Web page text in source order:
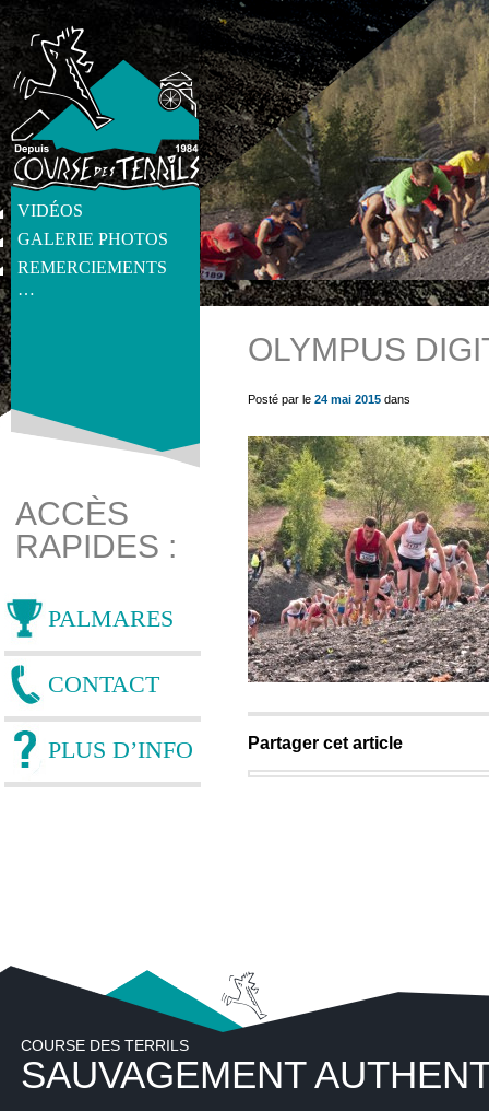
VIDÉOS
GALERIE PHOTOS
REMERCIEMENTS
…
get_post_meta(get_the_ID(), 'thumb', true) ?>
ACCÈS
RAPIDES :
PALMARES
CONTACT
PLUS D’INFO
OLYMPUS
Posté par le 24 mai 2015 dans
Partager cet article
COURSE DES TERRILS
SAUVAGEMENT